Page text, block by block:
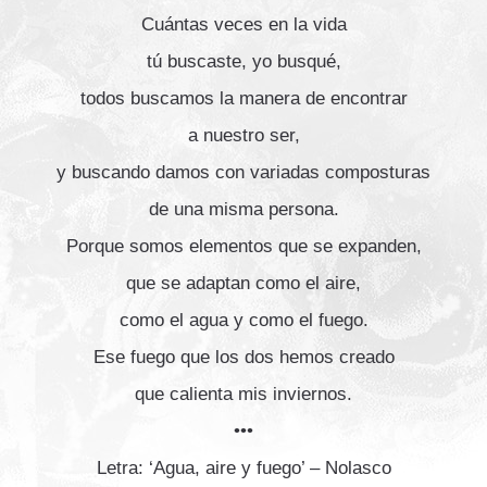
Cuántas veces en la vida
tú buscaste, yo busqué,
todos buscamos la manera de encontrar
a nuestro ser,
y buscando damos con variadas composturas
de una misma persona.
Porque somos elementos que se expanden,
que se adaptan como el aire,
como el agua y como el fuego.
Ese fuego que los dos hemos creado
que calienta mis inviernos.
•••
Letra: ‘Agua, aire y fuego’ – Nolasco